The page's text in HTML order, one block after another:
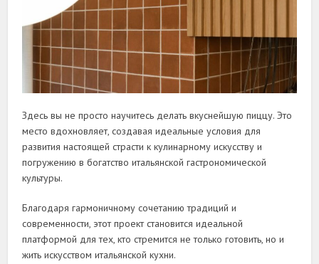
Здесь вы не просто научитесь делать вкуснейшую пиццу. Это
место вдохновляет, создавая идеальные условия для
развития настоящей страсти к кулинарному искусству и
погружению в богатство итальянской гастрономической
культуры.
Благодаря гармоничному сочетанию традиций и
современности, этот проект становится идеальной
платформой для тех, кто стремится не только готовить, но и
жить искусством итальянской кухни.